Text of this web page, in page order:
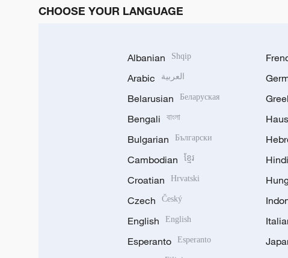
CHOOSE YOUR LANGUAGE
Albanian Shqip
Arabic العربية
Belarusian Беларуская
Bengali বাংলা
Bulgarian Български
Cambodian ខ្មែរ
Croatian Hrvatski
Czech Český
English English
Esperanto Esperanto
Hindi